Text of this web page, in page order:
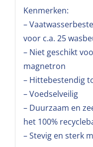
Kenmerken:
–
voor c.a. 25
– Niet geschikt
magnetron
– Hittebestendig
– Voedselveilig
– Duurzaam en
het 100%
– Stevig en sterk